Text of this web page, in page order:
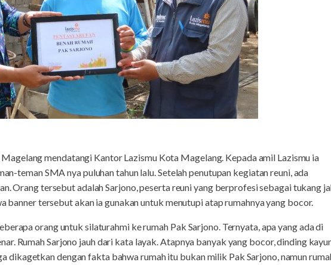
mendatangi Kantor Lazismu Kota Magelang. Kepada amil Lazismu ia
teman SMA nya puluhan tahun lalu. Setelah penutupan kegiatan reuni, ada
Orang tersebut adalah Sarjono, peserta reuni yang berprofesi sebagai tukang
banner tersebut akan ia gunakan untuk menutupi atap rumahnya yang bocor.
orang untuk silaturahmi ke rumah Pak Sarjono. Ternyata, apa yang ada di
Rumah Sarjono jauh dari kata layak. Atapnya banyak yang bocor, dinding
dikagetkan dengan fakta bahwa rumah itu bukan milik Pak Sarjono, namun